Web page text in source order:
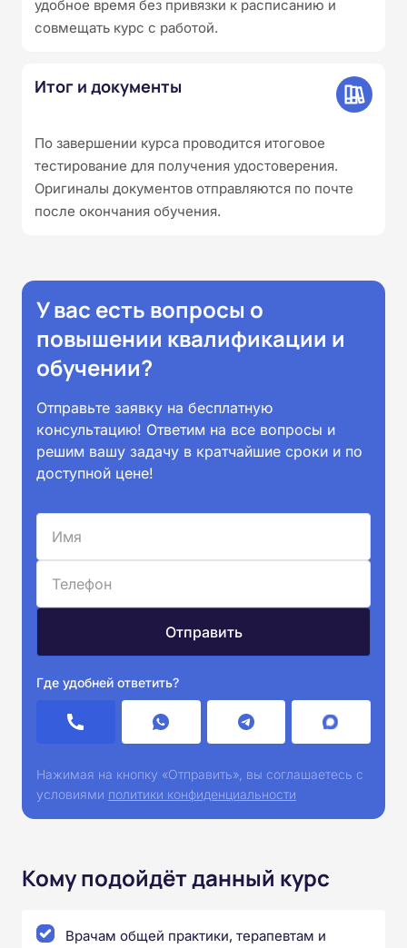
удобное время без привязки к расписанию и
совмещать курс с работой.
Итог и документы
По завершении курса проводится итоговое
тестирование для получения удостоверения.
Оригиналы документов отправляются по почте
после окончания обучения.
У вас есть вопросы о
повышении квалификации и
обучении?
Отправьте заявку на бесплатную
консультацию! Ответим на все вопросы и
решим вашу задачу в кратчайшие сроки и по
доступной цене!
Где удобней ответить?
Нажимая на кнопку «Отправить», вы соглашаетесь с
условиями политики конфиденциальности
Кому подойдёт данный курс
Врачам общей практики, терапевтам и